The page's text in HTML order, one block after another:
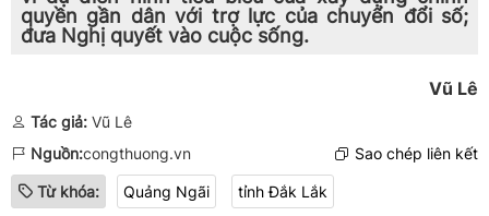
quyền gần dân với trợ lực của chuyển đổi số;
đưa Nghị quyết vào cuộc sống.
Vũ Lê
Tác giả: Vũ Lê
Nguồn:congthuong.vn Sao chép liên kết
Từ khóa: Quảng Ngãi tỉnh Đắk Lắk